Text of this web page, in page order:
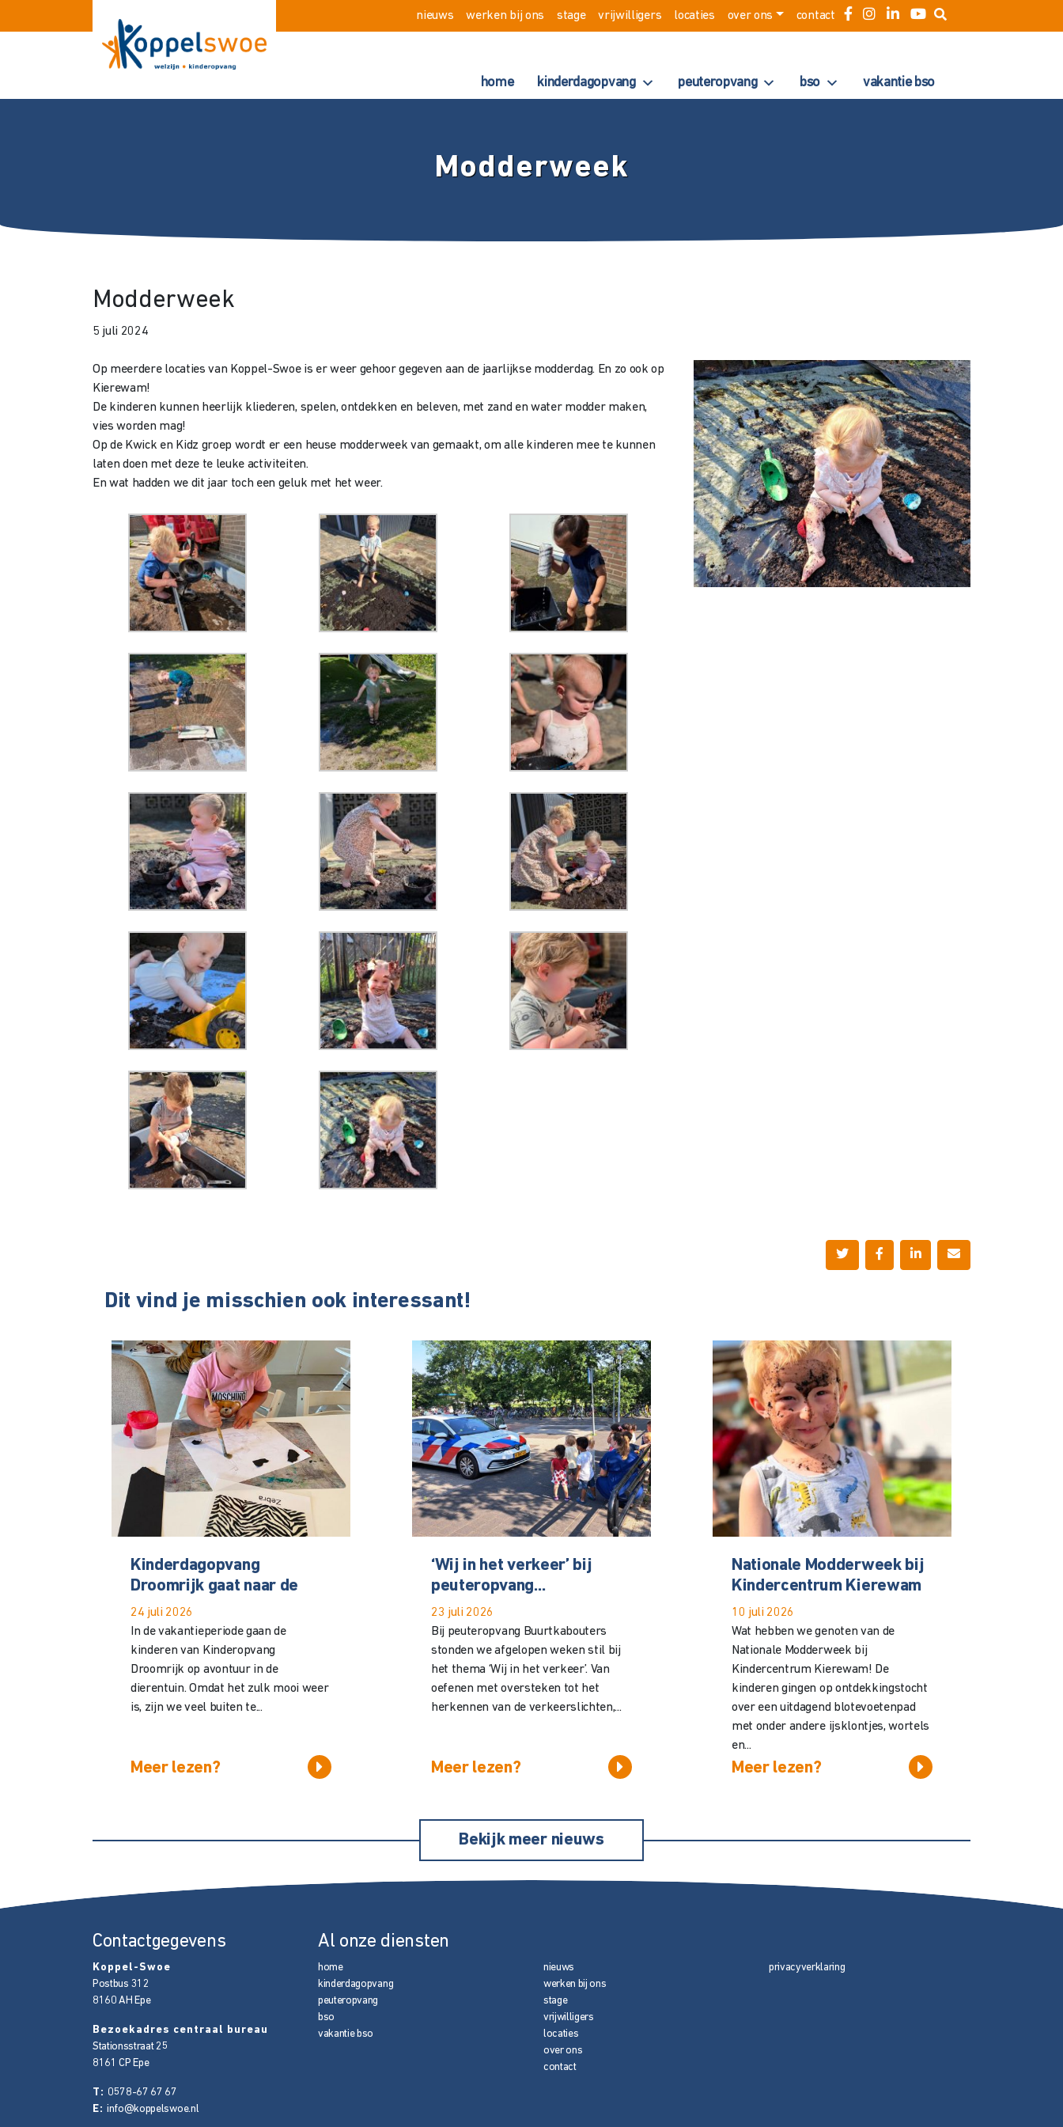
nieuws werken bij ons stage vrijwilligers locaties over ons contact
home kinderdagopvang peuteropvang bso vakantie bso
Modderweek
Modderweek
5 juli 2024
Op meerdere locaties van Koppel-Swoe is er weer gehoor gegeven aan de jaarlijkse modderdag. En zo ook op
Kierewam!
De kinderen kunnen heerlijk kliederen, spelen, ontdekken en beleven, met zand en water modder maken,
vies worden mag!
Op de Kwick en Kidz groep wordt er een heuse modderweek van gemaakt, om alle kinderen mee te kunnen
laten doen met deze te leuke activiteiten.
En wat hadden we dit jaar toch een geluk met het weer.
Dit vind je misschien ook interessant!
Kinderdagopvang
Droomrijk gaat naar de
24 juli 2026
In de vakantieperiode gaan de
kinderen van Kinderopvang
Droomrijk op avontuur in de
dierentuin. Omdat het zulk mooi weer
is, zijn we veel buiten te...
Meer lezen?
‘Wij in het verkeer’ bij
peuteropvang...
23 juli 2026
Bij peuteropvang Buurtkabouters
stonden we afgelopen weken stil bij
het thema ‘Wij in het verkeer’. Van
oefenen met oversteken tot het
herkennen van de verkeerslichten,...
Meer lezen?
Nationale Modderweek bij
Kindercentrum Kierewam
10 juli 2026
Wat hebben we genoten van de
Nationale Modderweek bij
Kindercentrum Kierewam! De
kinderen gingen op ontdekkingstocht
over een uitdagend blotevoetenpad
met onder andere ijsklontjes, wortels
en...
Meer lezen?
Bekijk meer nieuws
Contactgegevens
Koppel-Swoe
Postbus 312
8160 AH Epe
Bezoekadres centraal bureau
Stationsstraat 25
8161 CPEpe
T: 0578-67 67 67
E: info@koppelswoe.nl
Al onze diensten
home
kinderdagopvang
peuteropvang
bso
vakantie bso
nieuws
werken bij ons
stage
vrijwilligers
locaties
over ons
contact
privacyverklaring